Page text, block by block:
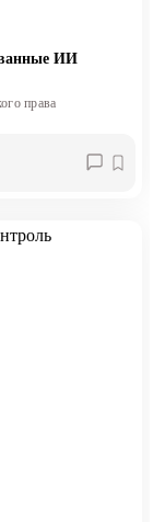
ИИ
права